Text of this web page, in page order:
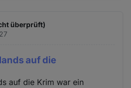
überprüft)
auf die
auf die Krim war ein